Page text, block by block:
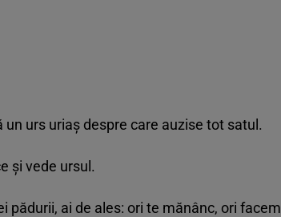
urs uriaș despre care auzise tot satul.
și vede ursul.
ai de ales: ori te mănânc, ori facem